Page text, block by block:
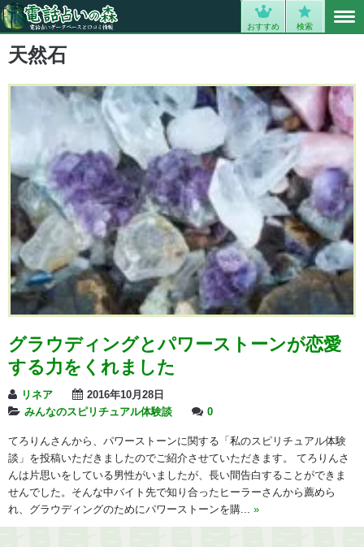
おすすめ 検索
天然石
グラウディングとパワーストーンが恋愛
する力をくれました
リネア
2016年10月28日
みんなのスピリチュアル体験談
0
てろりんさんから、パワーストーンに関する「私のスピリチュアル体験
談」を投稿いただきましたのでご紹介させていただきます。 てろりんさ
んは片思いをしている男性がいましたが、長い間告白することができま
せんでした。そんな中バイト先で知り合ったヒーラーさんから薦めら
れ、グラウディングのためにパワーストーンを購... »